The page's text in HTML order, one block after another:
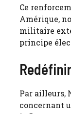
Ce
Amérique,
militaire
principe
Par ailleurs,
concernant